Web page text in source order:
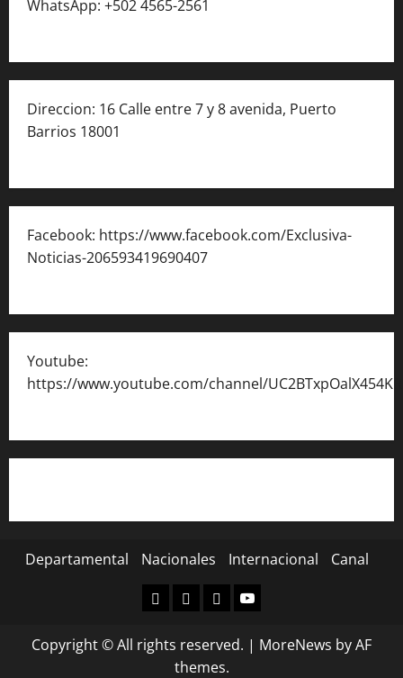
WhatsApp: +502 4565-2561
Direccion: 16 Calle entre 7 y 8 avenida, Puerto
Barrios 18001
Facebook: https://www.facebook.com/Exclusiva-
Noticias-206593419690407
Youtube:
https://www.youtube.com/channel/
Departamental Nacionales Internacional Canal
Departamental
Nacionales
Internacional
Canal
Copyright © All rights reserved. | MoreNews by AF
themes.